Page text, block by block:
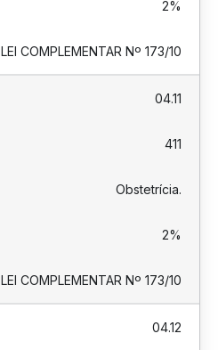
2%
LEI COMPLEMENTAR Nº 173/10
04.11
411
Obstetrícia.
2%
LEI COMPLEMENTAR Nº 173/10
04.12